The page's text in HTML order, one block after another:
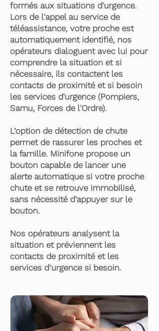
formés aux situations d'urgence.
Lors de l'appel au service de
téléassistance, votre proche est
automatiquement identifié, nos
opérateurs dialoguent avec lui pour
comprendre la situation et si
nécessaire, ils contactent les
contacts de proximité et si besoin
les services d'urgence (Pompiers,
Samu, Forces de l'Ordre).
L’option de détection de chute
permet de rassurer les proches et
la famille. Minifone propose un
bouton capable de lancer une
alerte automatique si votre proche
chute et se retrouve immobilisé,
sans nécessité d’appuyer sur le
bouton.
Nos opérateurs analysent la
situation et préviennent les
contacts de proximité et les
services d’urgence si besoin.